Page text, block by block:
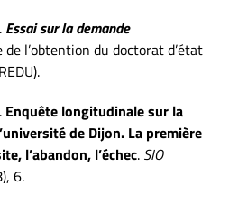
Essai sur la demande
l’obtention du doctorat d’état
Enquête longitudinale sur la
de Dijon. La première
l’abandon, l’échec. SIO
6.